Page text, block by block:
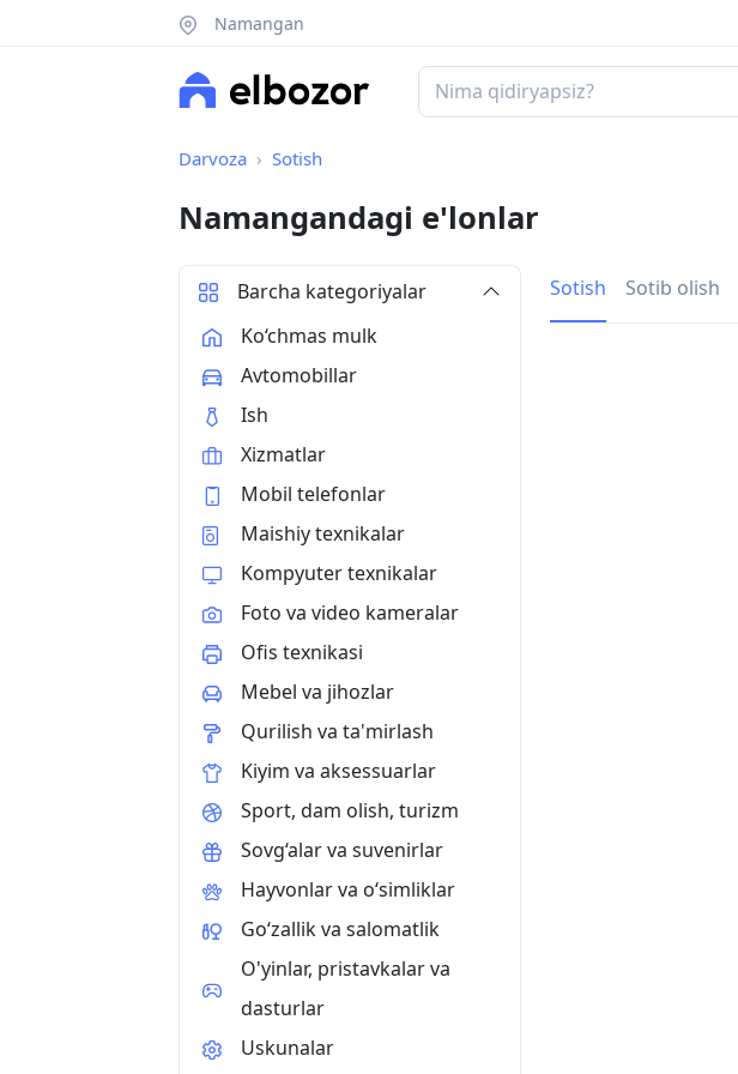
Namangan
Darvoza Sotish
Namangandagi e'lonlar
Sotish Sotib olish
Barcha kategoriyalar
Ko‘chmas mulk
Avtomobillar
Ish
Xizmatlar
Mobil telefonlar
Maishiy texnikalar
Kompyuter texnikalar
Foto va video kameralar
Ofis texnikasi
Mebel va jihozlar
Qurilish va ta'mirlash
Kiyim va aksessuarlar
Sport, dam olish, turizm
Sovg‘alar va suvenirlar
Hayvonlar va o‘simliklar
Go‘zallik va salomatlik
O'yinlar, pristavkalar va
dasturlar
Uskunalar